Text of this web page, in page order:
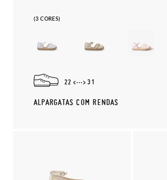
(3 CORES)
22 31
ALPARGATAS COM RENDAS